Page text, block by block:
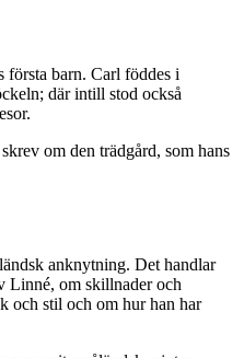
första barn. Carl föddes i
där intill stod också
om den trädgård, som hans
anknytning. Det handlar
Linné, om skillnader och
och stil och om hur han har